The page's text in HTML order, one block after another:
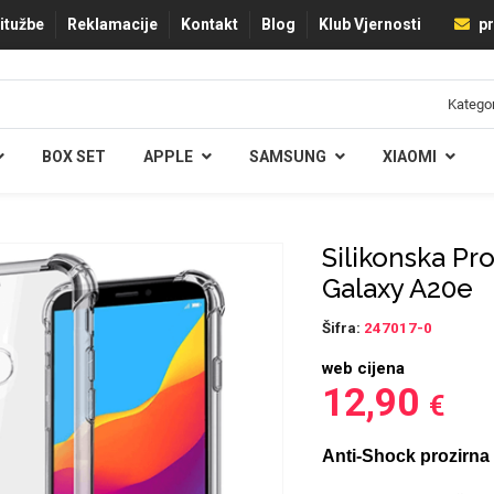
Reklamacije Kontakt Blog Klub Vjernosti
BOX SET APPLE SAMSUNG XIAOMI
Silikonska
Galaxy A20e
Šifra: 247017-0
web cijena
12,90 €
Anti-Shock prozirna